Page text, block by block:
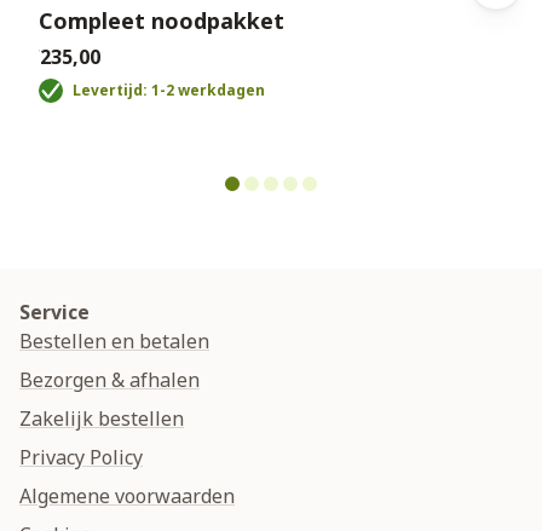
Compleet noodpakket
€235,00
Levertijd: 1-2 werkdagen
Service
Bestellen en betalen
Bezorgen & afhalen
Zakelijk bestellen
Privacy Policy
Algemene voorwaarden